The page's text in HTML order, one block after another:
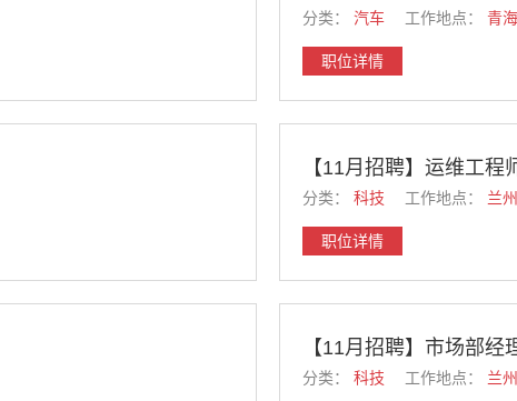
分类： 汽车 工作地点： 青海
职位详情
【11月招聘】运维工程
分类： 科技 工作地点： 兰州
职位详情
【11月招聘】市场部经
分类： 科技 工作地点： 兰州